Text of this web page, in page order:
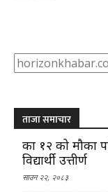
Search
ताजा समाचार
कक्षा १२ को मौका
विद्यार्थी उत्तीर्ण
साउन २२, २०८३